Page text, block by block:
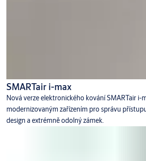
SMARTair i-max
Nová verze elektronického kování SMARTair i-
modernizovaným zařízením pro správu
design a extrémně odolný zámek.